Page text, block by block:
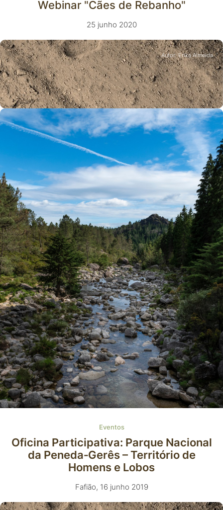
Webinar "Cães de Rebanho"
25 junho 2020
Autor: Erika Almeida
Eventos
Festival Aldeia de Lobos
Fafião, 28-29 junho 2019
Eventos
Oficina Participativa: Parque Nacional
da Peneda‑Gerês – Território de
Homens e Lobos
Fafião, 16 junho 2019